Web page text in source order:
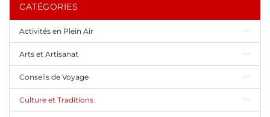
CATÉGORIES
Activités en Plein Air
Arts et Artisanat
Conseils de Voyage
Culture et Traditions